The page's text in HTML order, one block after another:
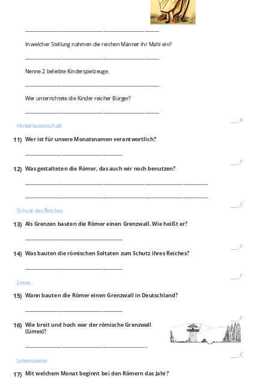
In welcher Stellung nahmen die reichen Männer ihr Mahl ein?
Nenne 2 beliebte Kinderspielzeuge.
Wer unterrichtete die Kinder reicher Bürger?
/4P
Hinterlassenschaft
11) Wer ist für unsere Monatsnamen verantwortlich?
/1P
12) Was gestalteten die Römer, das auch wir noch benutzen?
/3P
Schutz des Reiches
13) Als Grenzen bauten die Römer einen Grenzwall. Wie heißt er?
/1P
14) Was bauten die römischen Soltaten zum Schutz ihres Reiches?
/1P
Limes
15) Wann bauten die Römer einen Grenzwall in Deutschland?
/1P
16) Wie breit und hoch war der römische Grenzwall
(Limes)?
/2P
Lebensweise
17) Mit welchem Monat beginnt bei den Römern das Jahr?